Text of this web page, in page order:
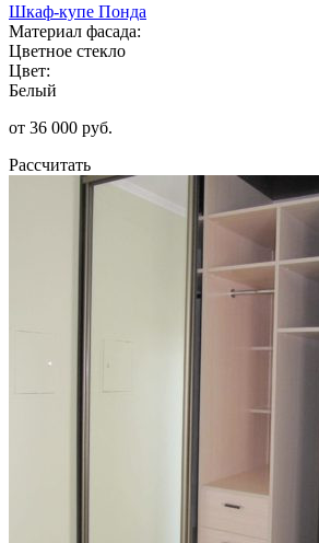
Шкаф-купе Понда
Материал фасада:
Цветное стекло
Цвет:
Белый
от 36 000 руб.
Рассчитать